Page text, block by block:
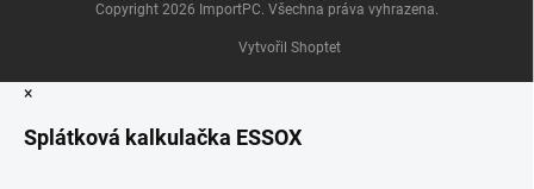
Vytvořil Shoptet
Copyright 2026 ImportPC. Všechna práva vyhrazena.
×
Splátková kalkulačka ESSOX